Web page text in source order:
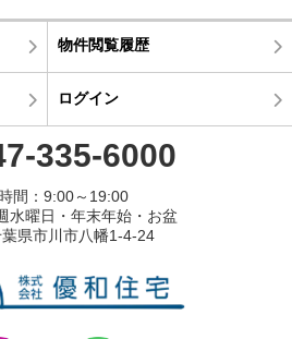
物件閲覧履歴
ログイン
335-6000
間：9:00～19:00
水曜日・年末年始・お盆
県市川市八幡1-4-24